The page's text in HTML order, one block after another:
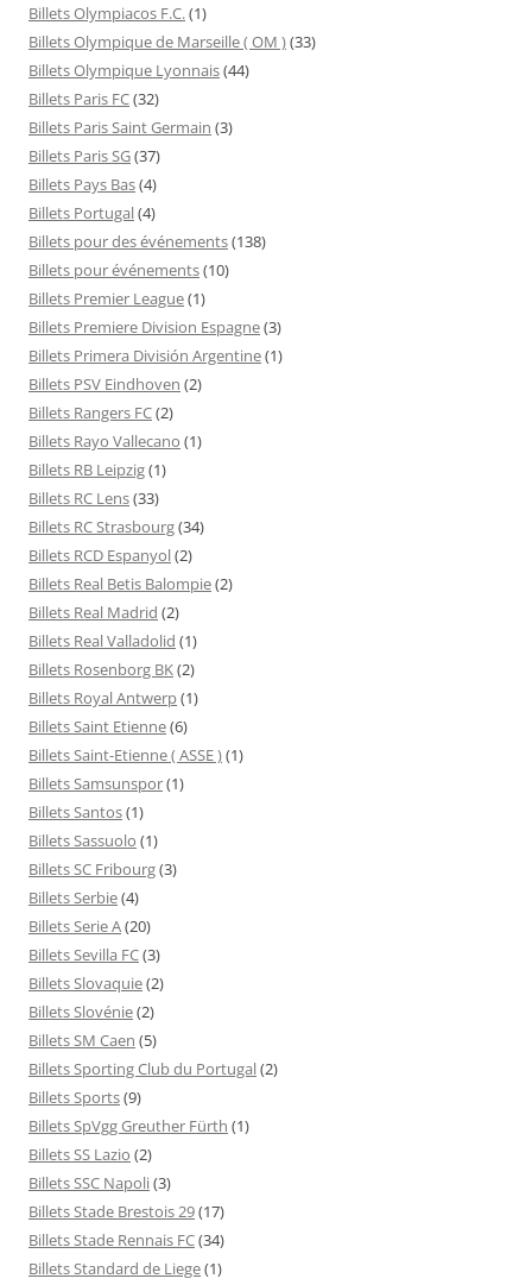
Billets Olympiacos F.C.(1)
Billets Olympique de Marseille ( OM )(33)
Billets Olympique Lyonnais(44)
Billets Paris FC(32)
Billets Paris Saint Germain (3)
Billets Paris SG(37)
Billets Pays Bas(4)
Billets Portugal(4)
Billets pour des événements(138)
Billets pour événements(10)
Billets Premier League(1)
Billets Premiere Division Espagne(3)
Billets Primera División Argentine(1)
Billets PSV Eindhoven (2)
Billets Rangers FC(2)
Billets Rayo Vallecano (1)
Billets RB Leipzig(1)
Billets RC Lens(33)
Billets RC Strasbourg(34)
Billets RCD Espanyol(2)
Billets Real Betis Balompie(2)
Billets Real Madrid (2)
Billets Real Valladolid (1)
Billets Rosenborg BK(2)
Billets Royal Antwerp(1)
Billets Saint Etienne(6)
Billets Saint-Etienne ( ASSE )(1)
Billets Samsunspor(1)
Billets Santos(1)
Billets Sassuolo (1)
Billets SC Fribourg(3)
Billets Serbie(4)
Billets Serie A(20)
Billets Sevilla FC(3)
Billets Slovaquie(2)
Billets Slovénie(2)
Billets SM Caen (5)
Billets Sporting Club du Portugal(2)
Billets Sports(9)
Billets SpVgg Greuther Fürth (1)
Billets SS Lazio (2)
Billets SSC Napoli(3)
Billets Stade Brestois 29(17)
Billets Stade Rennais FC(34)
Billets Standard de Liege(1)